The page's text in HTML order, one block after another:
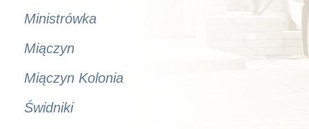
Ministrówka
Miączyn
Miączyn Kolonia
Świdniki